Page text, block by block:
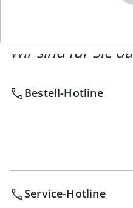
Wir sind für Sie da
Bestell-Hotline
Service-Hotline